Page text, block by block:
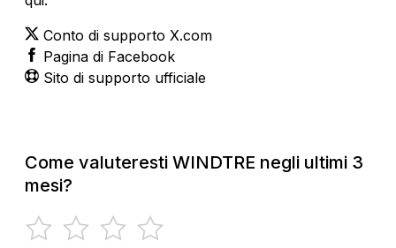
Conto di supporto X.com
Pagina di Facebook
Sito di supporto ufficiale
Come valuteresti WINDTRE negli ultimi 3
mesi?